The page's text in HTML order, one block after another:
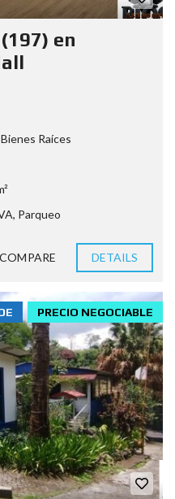
en
Raíces
, Parqueo
COMPARE DETAILS
PRECIO NEGOCIABLE